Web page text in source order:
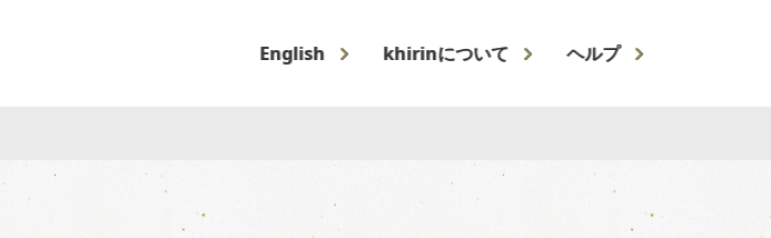
English khirinについて ヘルプ